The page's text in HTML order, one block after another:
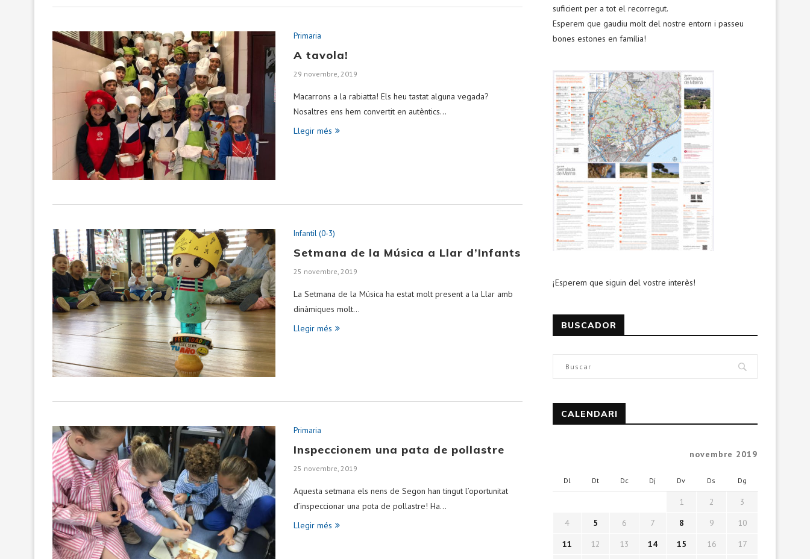
Primaria
A tavola!
29 novembre, 2019
Macarrons a la rabiatta! Els heu tastat alguna vegada?
Nosaltres ens hem convertit en autèntics…
Llegir més
Infantil (0-3)
Setmana de la Música a Llar d’Infants
25 novembre, 2019
La Setmana de la Música ha estat molt present a la Llar amb
dinàmiques molt…
Llegir més
Primaria
Inspeccionem una pata de pollastre
25 novembre, 2019
Aquesta setmana els nens de Segon han tingut l’oportunitat
d’inspeccionar una pota de pollastre! Ha…
Llegir més
suficient per a tot el recorregut.
Esperem que gaudiu molt del nostre entorn i passeu
bones estones en família!
¡Esperem que siguin del vostre interès!
BUSCADOR
CALENDARI
novembre 2019
Dl Dt Dc Dj Dv Ds Dg
1 2
3
4
5 6 7 8 9
10
11
12 13 14 15 16
17